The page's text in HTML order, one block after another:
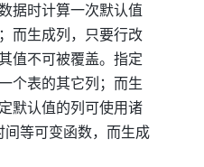
据时计算一次默认值
而生成列，只要行改
值不可被覆盖。指定
个表的其它列；而生
默认值的列可使用诸
间等可变函数，而生成